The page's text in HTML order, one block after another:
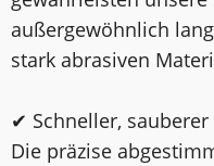
außergewöhnlich
stark abrasiven
✔ Schneller,
Die präzise